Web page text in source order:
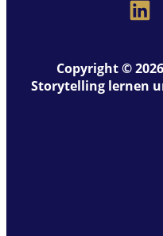
Copyright ©
Storytelling lernen